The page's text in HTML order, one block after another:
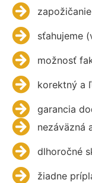
sťahujeme
možnosť
korektný a
garancia
nezáväzná
dlhoročné
žiadne